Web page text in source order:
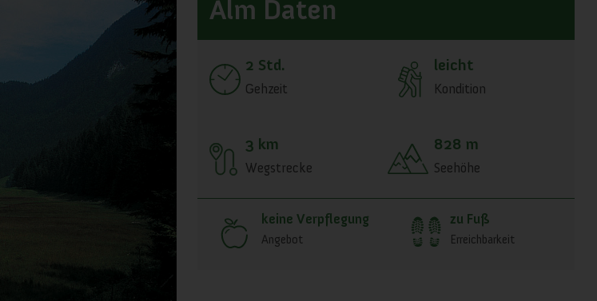
Alm Daten
2 Std.
Gehzeit
leicht
Kondition
3 km
Wegstrecke
828 m
Seehöhe
keine Verpflegung
Angebot
zu Fuß
Erreichbarkeit